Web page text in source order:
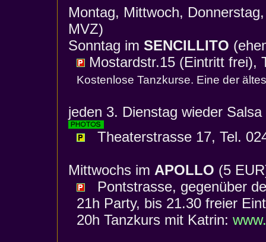
Montag, Mittwoch,
MVZ)
Sonntag im SENCILLITO
Mostardstr.15 (Eintritt frei),
Kostenlose Tanzkurse. Eine der
jeden 3. Dienstag wieder
Theaterstrasse 17, Tel.
Mittwochs im APOLLO (5
Pontstrasse, gegenüber
21h Party, bis 21.30 freier
20h Tanzkurs mit Katrin: